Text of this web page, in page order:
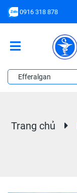
0916 318 878
Trang chủ